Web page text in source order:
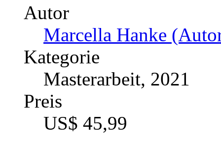
Chronobiologie.
Gewichtsreduktion?
Autor
Julia Ahlert (Autor:in)
Kategorie
Bachelorarbeit, 2020